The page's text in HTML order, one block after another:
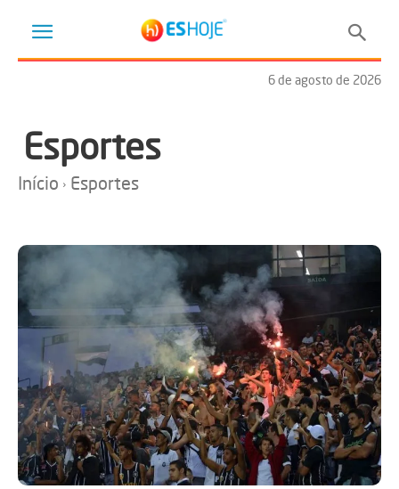
6 de agosto de 2026
Esportes
Início Esportes